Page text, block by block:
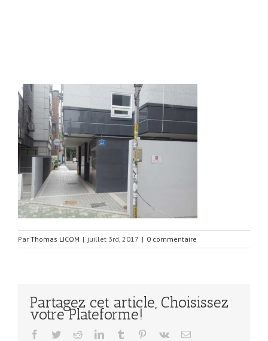
Par Thomas LICOM | juillet 3rd, 2017 | 0 commentaire
Partagez cet article, Choisissez
votre Plateforme!
Facebook
TwitterRedditLinkedInTumblr Pinterest
Vk Email